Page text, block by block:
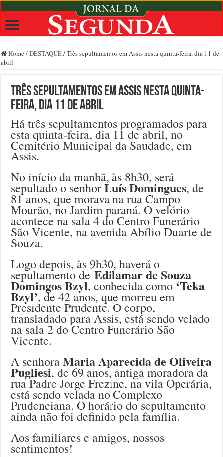
Home /DESTAQUE/Três sepultamentos em Assis nesta quinta-feira, dia 11 de
abril
Três sepultamentos em Assis nesta quinta-
feira, dia 11 de abril
Há três sepultamentos programados para
esta quinta-feira, dia 11 de abril, no
Cemitério Municipal da Saudade, em
Assis.
No início da manhã, às 8h30, será
sepultado o senhorLuís Domingues, de
81 anos, que morava na rua Campo
Mourão, no Jardim paraná. O velório
acontece na sala 4 do Centro Funerário
São Vicente, na avenida Abílio Duarte de
Souza.
Logo depois, às 9h30, haverá o
sepultamento deEdilamar de Souza
Domingos Bzyl, conhecida como ‘Teka
Bzyl’, de 42 anos, que morreu em
Presidente Prudente. O corpo,
transladado para Assis, está sendo velado
na sala 2 do Centro Funerário São
Vicente.
A senhoraMaria Aparecida de Oliveira
Pugliesi, de 69 anos, antiga moradora da
rua Padre Jorge Frezine, na vila Operária,
está sendo velada no Complexo
Prudenciana. O horário do sepultamento
ainda não foi definido pela família.
Aos familiares e amigos, nossos
sentimentos!